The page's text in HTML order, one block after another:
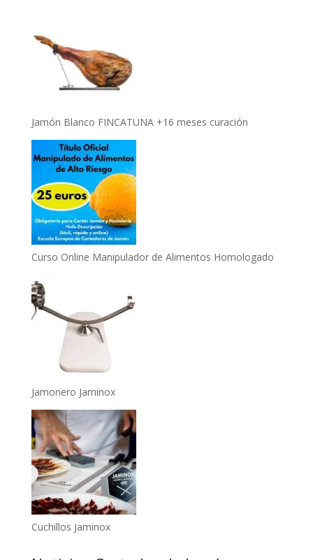
Jamón Blanco FINCATUNA +16 meses curación
Curso Online Manipulador de Alimentos Homologado
Jamonero Jaminox
Cuchillos Jaminox